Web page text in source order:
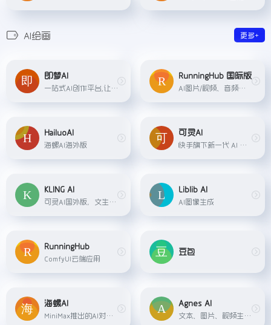
AI绘画 更多+
即梦AI
一站式AI创作平台,让灵感即刻成片。即梦提供AI绘画和AIGC视频创作体验,拥有激发无限创作灵感的社区。
RunningHub 国际版
AI图片/视频、音频等综合创作平台
HailuoAI
海螺AI海外版
可灵AI
快手旗下新一代 AI 创意生产力平台. AI 图片. 风格多样的精美图片创作. AI 视频. 最长 3 分钟的高清视频生成.
KLING AI
可灵AI国外版，文生视频、图生视频
Liblib AI
AI图像生成
RunningHub
ComfyUI云端应用
豆包
海螺AI
MiniMax推出的AI对话助理
Agnes AI
文本、图片、视频生成AI平台